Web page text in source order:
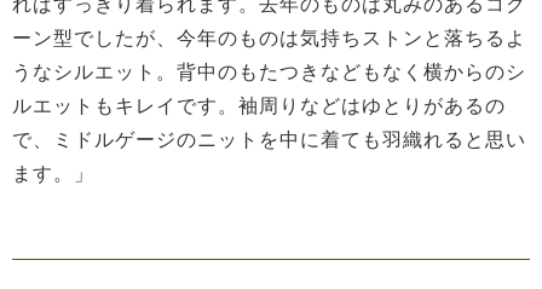
ればすっきり着られます。去年のものは丸みのあるコク
ーン型でしたが、今年のものは気持ちストンと落ちるよ
うなシルエット。背中のもたつきなどもなく横からのシ
ルエットもキレイです。袖周りなどはゆとりがあるの
で、ミドルゲージのニットを中に着ても羽織れると思い
ます。」